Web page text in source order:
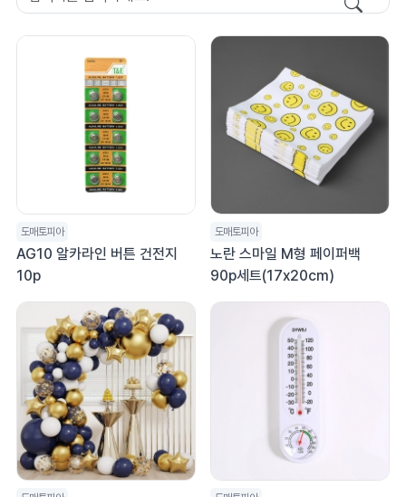
도매토피아
AG10 알카라인 버튼 건전지
10p
도매토피아
노란 스마일 M형 페이퍼백
90p세트(17x20cm)